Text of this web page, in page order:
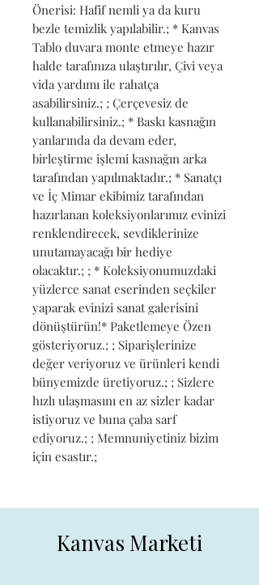
Önerisi: Hafif nemli ya da kuru
bezle temizlik yapılabilir.; * Kanvas
Tablo duvara monte etmeye hazır
halde tarafınıza ulaştırılır, Çivi veya
vida yardımı ile rahatça
asabilirsiniz.; ; Çerçevesiz de
kullanabilirsiniz.; * Baskı kasnağın
yanlarında da devam eder,
birleştirme işlemi kasnağın arka
tarafından yapılmaktadır.; * Sanatçı
ve İç Mimar ekibimiz tarafından
hazırlanan koleksiyonlarımız evinizi
renklendirecek, sevdiklerinize
unutamayacağı bir hediye
olacaktır.; ; * Koleksiyonumuzdaki
yüzlerce sanat eserinden seçkiler
yaparak evinizi sanat galerisini
dönüştürün!* Paketlemeye Özen
gösteriyoruz.; ; Siparişlerinize
değer veriyoruz ve ürünleri kendi
bünyemizde üretiyoruz.; ; Sizlere
hızlı ulaşmasını en az sizler kadar
istiyoruz ve buna çaba sarf
ediyoruz.; ; Memnuniyetiniz bizim
için esastır.;
Kanvas Marketi